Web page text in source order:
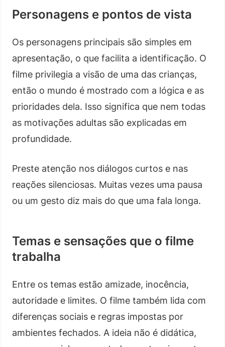
Personagens e pontos de vista
Os personagens principais são simples em
apresentação, o que facilita a identificação. O
filme privilegia a visão de uma das crianças,
então o mundo é mostrado com a lógica e as
prioridades dela. Isso significa que nem todas
as motivações adultas são explicadas em
profundidade.
Preste atenção nos diálogos curtos e nas
reações silenciosas. Muitas vezes uma pausa
ou um gesto diz mais do que uma fala longa.
Temas e sensações que o filme
trabalha
Entre os temas estão amizade, inocência,
autoridade e limites. O filme também lida com
diferenças sociais e regras impostas por
ambientes fechados. A ideia não é didática,